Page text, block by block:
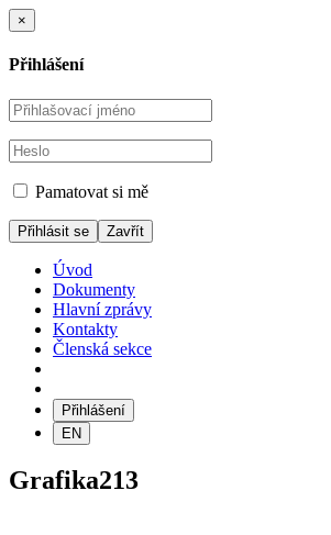
×
Přihlášení
Pamatovat si mě
Zavřít
Úvod
Dokumenty
Hlavní zprávy
Kontakty
Členská sekce
Přihlášení
EN
Grafika213